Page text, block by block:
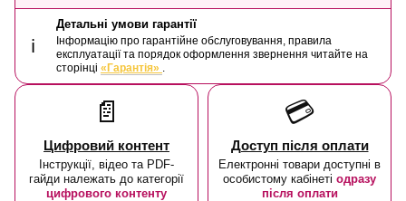
ℹ️
Детальні умови гарантії
Інформацію про гарантійне обслуговування, правила
експлуатації та порядок оформлення звернення читайте на
сторінці «Гарантія» .
📄
Цифровий контент
Інструкції, відео та PDF-
гайди належать до категорії
цифрового контенту
💳
Доступ після оплати
Електронні товари доступні в
особистому кабінеті одразу
після оплати